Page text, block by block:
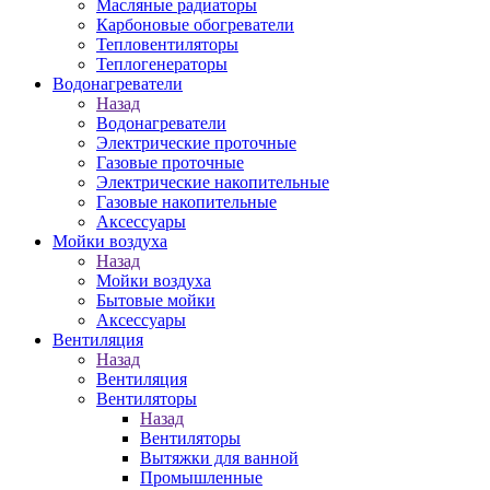
Масляные радиаторы
Карбоновые обогреватели
Тепловентиляторы
Теплогенераторы
Водонагреватели
Назад
Водонагреватели
Электрические проточные
Газовые проточные
Электрические накопительные
Газовые накопительные
Аксессуары
Мойки воздуха
Назад
Мойки воздуха
Бытовые мойки
Аксессуары
Вентиляция
Назад
Вентиляция
Вентиляторы
Назад
Вентиляторы
Вытяжки для ванной
Промышленные